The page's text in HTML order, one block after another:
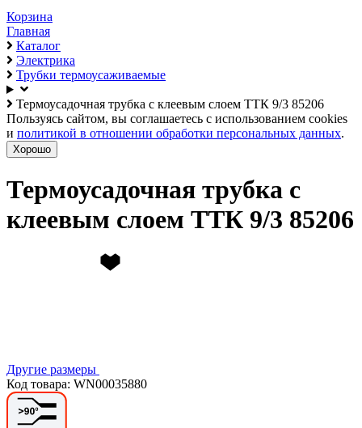
Корзина
Главная
Каталог
Электрика
Трубки термоусаживаемые
Термоусадочная трубка с клеевым слоем ТТК 9/3 85206
Пользуясь сайтом, вы соглашаетесь с использованием cookies
и политикой в отношении обработки персональных данных.
Хорошо
Термоусадочная трубка с
клеевым слоем ТТК 9/3 85206
Другие размеры
Код товара: WN00035880